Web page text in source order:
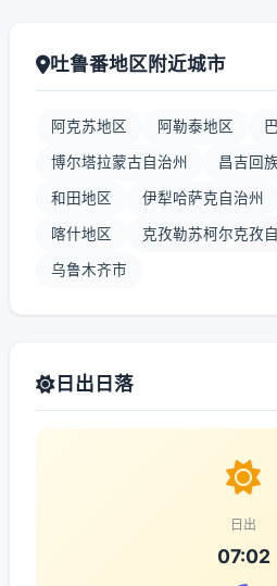
吐鲁番地区附近城市
阿克苏地区 阿勒泰地区
博尔塔拉蒙古自治州 昌吉回
和田地区 伊犁哈萨克自治州
喀什地区 克孜勒苏柯尔克孜
乌鲁木齐市
日出日落
日出
07:02